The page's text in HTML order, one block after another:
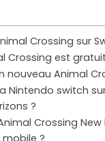
Crossing sur
Crossing est
nouveau Animal
Nintendo switch
?
Crossing New
?